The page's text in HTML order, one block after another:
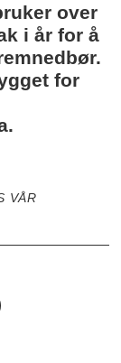
over
i år for å
for
VÅR